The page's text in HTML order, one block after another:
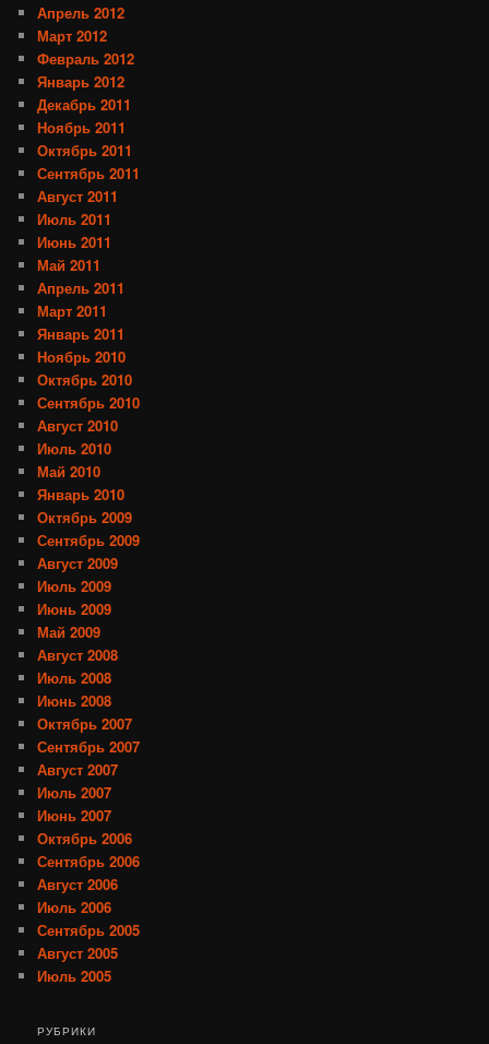
Апрель 2012
Март 2012
Февраль 2012
Январь 2012
Декабрь 2011
Ноябрь 2011
Октябрь 2011
Сентябрь 2011
Август 2011
Июль 2011
Июнь 2011
Май 2011
Апрель 2011
Март 2011
Январь 2011
Ноябрь 2010
Октябрь 2010
Сентябрь 2010
Август 2010
Июль 2010
Май 2010
Январь 2010
Октябрь 2009
Сентябрь 2009
Август 2009
Июль 2009
Июнь 2009
Май 2009
Август 2008
Июль 2008
Июнь 2008
Октябрь 2007
Сентябрь 2007
Август 2007
Июль 2007
Июнь 2007
Октябрь 2006
Сентябрь 2006
Август 2006
Июль 2006
Сентябрь 2005
Август 2005
Июль 2005
РУБРИКИ